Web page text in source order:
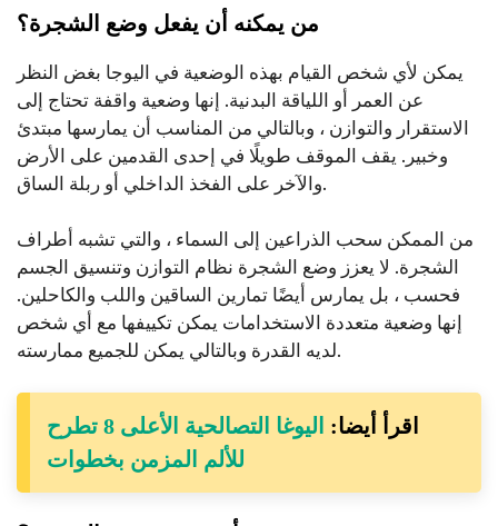
من يمكنه أن يفعل وضع الشجرة؟
يمكن لأي شخص القيام بهذه الوضعية في اليوجا بغض النظر
عن العمر أو اللياقة البدنية. إنها وضعية واقفة تحتاج إلى
الاستقرار والتوازن ، وبالتالي من المناسب أن يمارسها مبتدئ
وخبير. يقف الموقف طويلًا في إحدى القدمين على الأرض
والآخر على الفخذ الداخلي أو ربلة الساق.
من الممكن سحب الذراعين إلى السماء ، والتي تشبه أطراف
الشجرة. لا يعزز وضع الشجرة نظام التوازن وتنسيق الجسم
فحسب ، بل يمارس أيضًا تمارين الساقين واللب والكاحلين.
إنها وضعية متعددة الاستخدامات يمكن تكييفها مع أي شخص
لديه القدرة وبالتالي يمكن للجميع ممارسته.
اقرأ أيضا:
اليوغا التصالحية الأعلى 8 تطرح
للألم المزمن بخطوات